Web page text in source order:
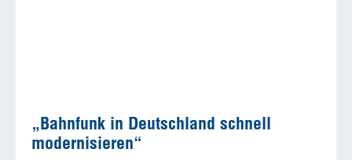
„Bahnfunk in Deutschland schnell
modernisieren“